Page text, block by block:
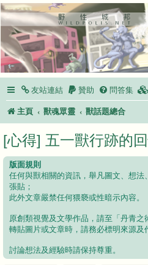
友站連結 贊助 問答集
主頁 獸魂眾靈 獸話題總合
[心得] 五一獸行跡的
版面規則
任何與獸相關的資訊，舉凡圖文、想
張貼；
此外文章嚴禁任何猥褻或性暗示內容。
原創類視覺及文學作品，請至「丹青之
轉貼圖片或文章時，請務必標明來源及
討論想法及經驗時請保持尊重。